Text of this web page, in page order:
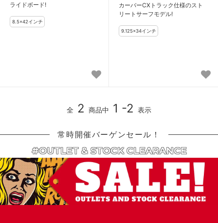
ライドボード!
カーバーCXトラック仕様のスト
リートサーフモデル!
全 2 商品中 1 -2 表示
常時開催バーゲンセール！
#OUTLET & STOCK CLEARANCE